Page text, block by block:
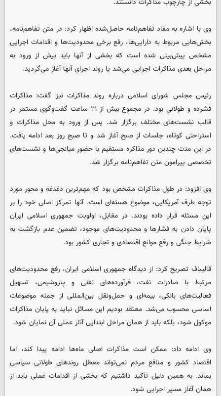
وی با اشاره به مفاد تفاهم‌نامه حاصل‌شده اظهار کرد: در متن تفاهم‌نامه،
بخش‌هایی مربوط به دارایی‌ها، رفع برخی محدودیت‌ها و اقدامات اجرایی
مشخص پیش‌بینی شده است که بخشی از آنها باید پیش از ورود به
مراحل بعدی مذاکرات اجرایی می‌شد یا روند اجرای آنها آغاز می‌گردید.
رئیس مجلس شورای اسلامی درباره روند مذاکرات نیز گفت: مذاکرات
فشرده و طولانی بود. در مجموع بیش از ۲۱ ساعت گفت‌وگوی مستمر در
قالب نشست‌های مختلف برگزار شد. پس از ورود به محل مذاکرات و
استراحتی کوتاه، جلسات از صبح آغاز شد و تا صبح روز بعد ادامه یافت.
در این مدت چندین دور مذاکره مستقیم با حضور میانجی‌ها و نشست‌های
تخصصی پیرامون متن تفاهم‌نامه برگزار شد.
وی افزود: در طول مذاکرات مشخص بود که مهم‌ترین دغدغه و محور مورد
توجه طرف آمریکایی، موضوع هسته‌ای است. آنها تمرکز اصلی خود را بر
این مسئله قرار داده بودند. در مقابل، اولویت جمهوری اسلامی ایران
پایان دادن به فشارها و محدودیت‌های موجود، تضمین عدم بازگشت به
شرایط جنگی و رفع موانع اقتصادی و تجاری کشور بود.
قالیباف تصریح کرد: از دیدگاه جمهوری اسلامی ایران، رفع محدودیت‌های
مرتبط با صادرات نفت، فرآورده‌های نفتی و پتروشیمی، تسهیل
فعالیت‌های بانکی، بیمه‌ای و حمل‌ونقل بین‌المللی از جمله موضوعات
اساسی محسوب می‌شد. معتقد بودیم این مسائل نباید به پایان مذاکرات
موکول شود، بلکه باید از همان مراحل ابتدایی آثار عملی آن نمایان شود.
وی ادامه داد: ممکن است مذاکرات اصلی ماه‌ها ادامه پیدا کند، اما
اقتصاد کشور و منافع مردم نمی‌تواند معطل روندهای طولانی سیاسی
بماند. به همین دلیل تأکید داشتیم که بخشی از اقدامات عملی باید از
همان آغاز مسیر اجرایی شود.